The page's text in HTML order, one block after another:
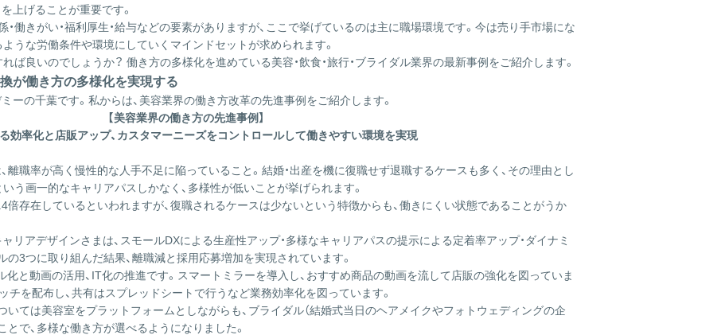
を上げることが重要です。
・働きがい・福利厚生・給与などの要素がありますが、ここで挙げているのは主に職場環境です。今は売り手市場にな
うな労働条件や環境にしていくマインドセットが求められます。
ば良いのでしょうか？ 働き方の多様化を進めている美容・飲食・旅行・ブライダル業界の最新事例をご紹介します。
が働き方の多様化を実現する
ーの千葉です。私からは、美容業界の働き方改革の先進事例をご紹介します。
【美容業界の働き方の先進事例】
効率化と店販アップ、カスタマーニーズをコントロールして働きやすい環境を実現
離職率が高く慢性的な人手不足に陥っていること。結婚・出産を機に復職せず退職するケースも多く、その理由とし
う画一的なキャリアパスしかなく、多様性が低いことが挙げられます。
倍存在しているといわれますが、復職されるケースは少ないという特徴からも、働きにくい状態であることがうか
リアデザインさまは、スモールDXによる生産性アップ・多様なキャリアパスの提示による定着率アップ・ダイナミ
3つに取り組んだ結果、離職減と採用応募増加を実現されています。
化と動画の活用、IT化の推進です。スマートミラーを導入し、おすすめ商品の動画を流して店販の強化を図っていま
チを配布し、共有はスプレッドシートで行うなど業務効率化を図っています。
ては美容室をプラットフォームとしながらも、ブライダル（結婚式当日のヘアメイクやフォトウェディングの企
とで、多様な働き方が選べるようになりました。